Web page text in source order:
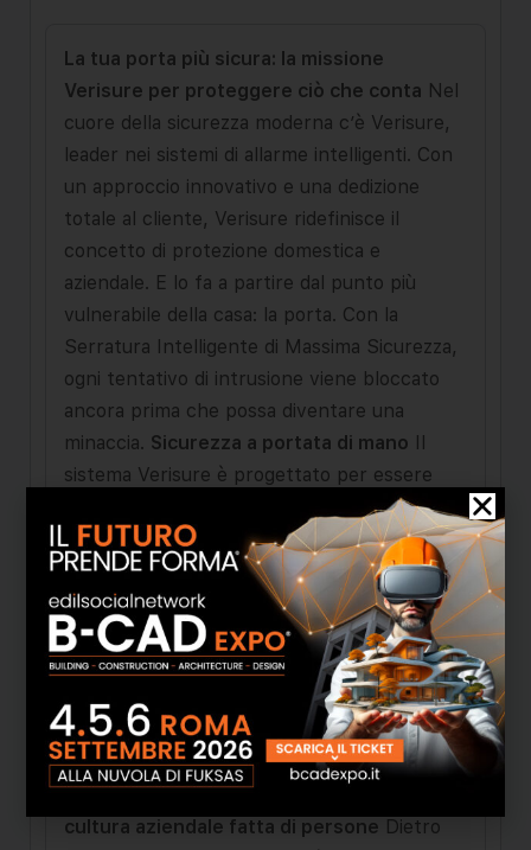
La tua porta più sicura: la missione
Verisure per proteggere ciò che conta Nel
cuore della sicurezza moderna c’è Verisure,
leader nei sistemi di allarme intelligenti. Con
un approccio innovativo e una dedizione
totale al cliente, Verisure ridefinisce il
concetto di protezione domestica e
aziendale. E lo fa a partire dal punto più
vulnerabile della casa: la porta. Con la
Serratura Intelligente di Massima Sicurezza,
ogni tentativo di intrusione viene bloccato
ancora prima che possa diventare una
minaccia. Sicurezza a portata di mano Il
sistema Verisure è progettato per essere
efficiente, immediato e sempre connesso.
Attraverso l’App My Verisure, è possibile
monitorare la propria abitazione o attività
commerciale da qualsiasi luogo, con immagini
in alta definizione grazie a telecamere Full
HD e archiviazione sicura nel Cloud Protetto.
E per chi cerca una protezione rapida, il
servizio di installazione può essere
completato in meno di 24 ore, senza opere
murarie, grazie alla tecnologia wireless.
cultura aziendale fatta di persone Dietro